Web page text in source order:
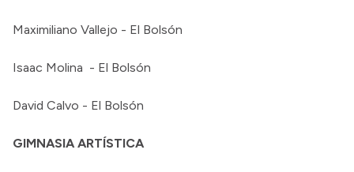
Maximiliano Vallejo - El Bolsón
Isaac Molina - El Bolsón
David Calvo - El Bolsón
GIMNASIA ARTÍSTICA